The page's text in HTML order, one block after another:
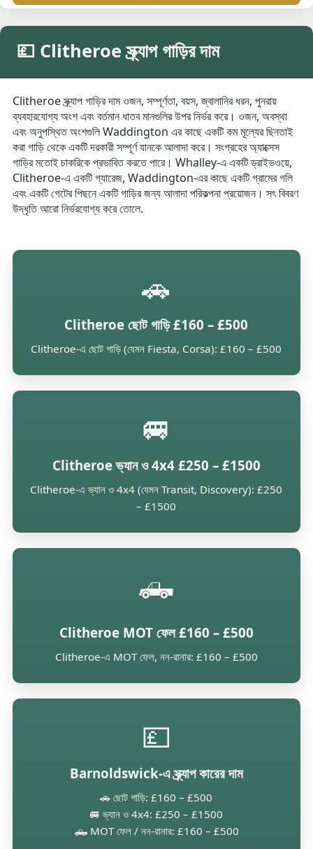
💷 Clitheroe স্ক্র্যাপ গাড়ির দাম
Clitheroe স্ক্র্যাপ গাড়ির দাম ওজন, সম্পূর্ণতা, বয়স, জ্বালানির ধরন, পুনরায়
ব্যবহারযোগ্য অংশ এবং বর্তমান ধাতব মানগুলির উপর নির্ভর করে। ওজন, অবস্থা
এবং অনুপস্থিত অংশগুলি Waddington এর কাছে একটি কম মূল্যের ছিনতাই
করা গাড়ি থেকে একটি দরকারী সম্পূর্ণ যানকে আলাদা করে। সংগ্রহের অ্যাক্সেস
গাড়ির মতোই চাকরিকে প্রভাবিত করতে পারে। Whalley-এ একটি ড্রাইভওয়ে,
Clitheroe-এ একটি গ্যারেজ, Waddington-এর কাছে একটি গ্রামের গলি
এবং একটি গেটের পিছনে একটি গাড়ির জন্য আলাদা পরিকল্পনা প্রয়োজন। সৎ বিবরণ
উদ্ধৃতি আরো নির্ভরযোগ্য করে তোলে.
🚗
Clitheroe ছোট গাড়ি £160 – £500
Clitheroe-এ ছোট গাড়ি (যেমন Fiesta, Corsa): £160 – £500
🚐
Clitheroe ভ্যান ও 4x4 £250 – £1500
Clitheroe-এ ভ্যান ও 4x4 (যেমন Transit, Discovery): £250
– £1500
🛻
Clitheroe MOT ফেল £160 – £500
Clitheroe-এ MOT ফেল, নন-রানার: £160 – £500
💷
Barnoldswick-এ স্ক্র্যাপ কারের দাম
🚗 ছোট গাড়ি: £160 – £500
🚐 ভ্যান ও 4x4: £250 – £1500
🛻 MOT ফেল / নন-রানার: £160 – £500